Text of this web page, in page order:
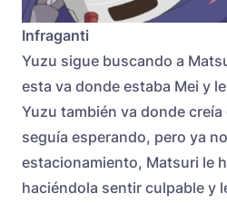
Infraganti
Yuzu sigue buscando a
esta va donde estaba Mei y
Yuzu también va donde creía
seguía esperando, pero ya
estacionamiento, Matsuri le
haciéndola sentir culpable y